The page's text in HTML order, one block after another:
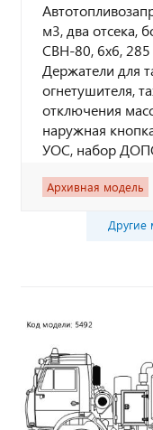
м3, два отсека,
СВН-80, 6х6, 285
Держатели для
огнетушителя,
отключения
наружная
УОС, набор
Архивная модель
Другие